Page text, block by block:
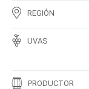
REGIÓN
UVAS
PRODUCTOR